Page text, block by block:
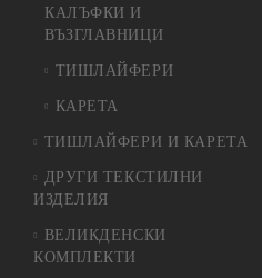
КАЛЪФКИ И
ВЪЗГЛАВНИЦИ
ТИШЛАЙФЕРИ
КАРЕТА
ТИШЛАЙФЕРИ И КАРЕТА
ДРУГИ ТЕКСТИЛНИ
ИЗДЕЛИЯ
ВЕЛИКДЕНСКИ
КОМПЛЕКТИ